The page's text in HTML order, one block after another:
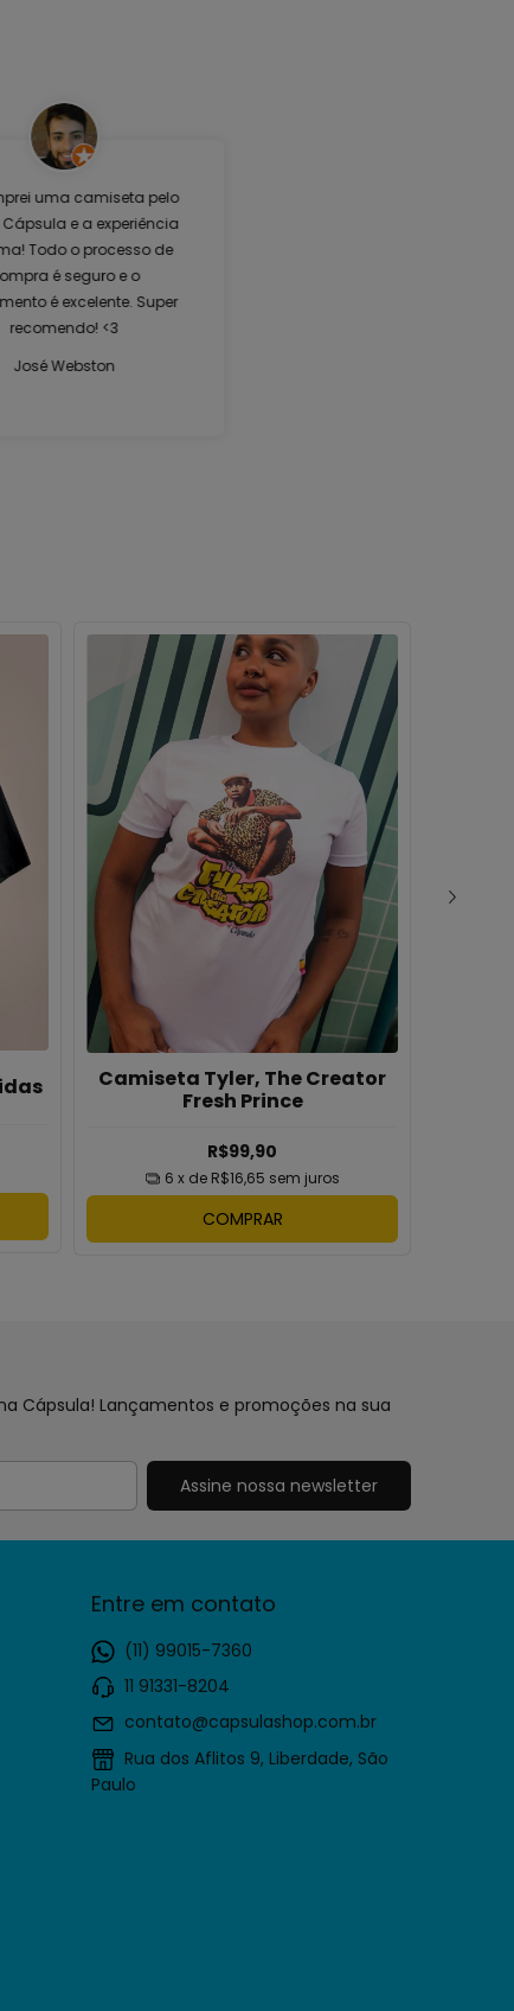
uma camiseta pelo
e a experiência
Todo o processo de
é seguro e o
é excelente. Super
recomendo! <3
José Webston
Camiseta Tyler, The Creator
Fresh Prince
R$99,90
6 x de R$16,65 sem juros
COMPRAR
Cápsula! Lançamentos e promoções na sua
Entre em contato
(11) 99015-7360
11 91331-8204
contato@capsulashop.com.br
Rua dos Aflitos 9, Liberdade, São
Paulo